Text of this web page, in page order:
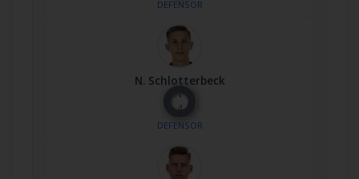
DEFENSOR
N. Schlotterbeck
Nº
4
DEFENSOR